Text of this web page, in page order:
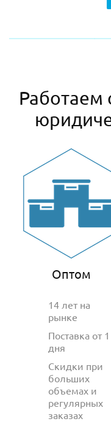
Работаем
Оптом
14 лет на
рынке
Поставка от 1
дня
Скидки при
больших
объемах и
регулярных
заказах